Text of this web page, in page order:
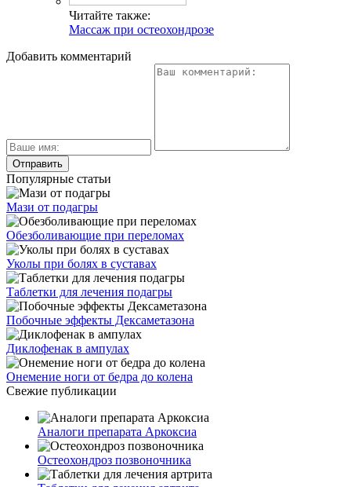
Читайте также:
Массаж при остеохондрозе
Добавить комментарий
Популярные статьи
Мази от подагры
Обезболивающие при переломах
Уколы при болях в суставах
Таблетки для лечения подагры
Побочные эффекты Дексаметазона
Диклофенак в ампулах
Онемение ноги от бедра до колена
Свежие публикации
Аналоги препарата Аркоксиа
Остеохондроз позвоночника